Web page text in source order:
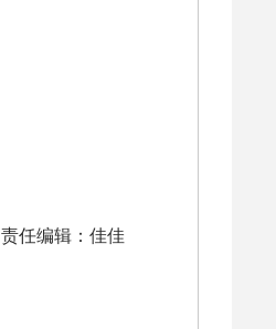
责任编辑：佳佳